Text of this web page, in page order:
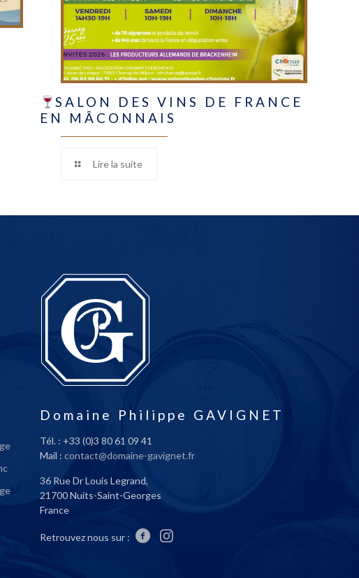
SALON DES VINS DE FRANCE
EN MÂCONNAIS
Lire la suite
Domaine Philippe GAVIGNET
Tél. : +33 (0)3 80 61 09 41
Mail :contact@domaine-gavignet.fr
36 Rue Dr Louis Legrand,
21700 Nuits-Saint-Georges
France
Retrouvez nous sur :